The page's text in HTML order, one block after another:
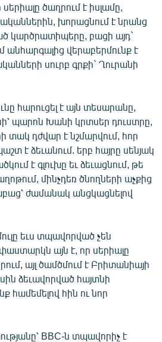
կայքերը
ծաղրում է իսլամը,
խորացնում է նրանց
կարծրատիպերը, բացի այդ`
անհարգալից վերաբերմունք է
սուրբ գրքի` Ղուրանի
հարուցել է այն տեսարանը,
պարոն Խանի կրտսեր դուստրը,
տակ դժվար է նշմարվում, հոր
է ձեւանում. երբ հայրը սենյակ
է գլուխը եւ ձեւացնում, թե
մինչդեռ ծնողների աչքից
ժամանակ անցկացնելով
եւս տպավորված չեն
այն է, որ սերիալը
այլ ծամծմում է Բրիտանիայի
ձեւավորված հայտնի
համեմելով հին ու նոր
BBC-ն տպավորիչ է